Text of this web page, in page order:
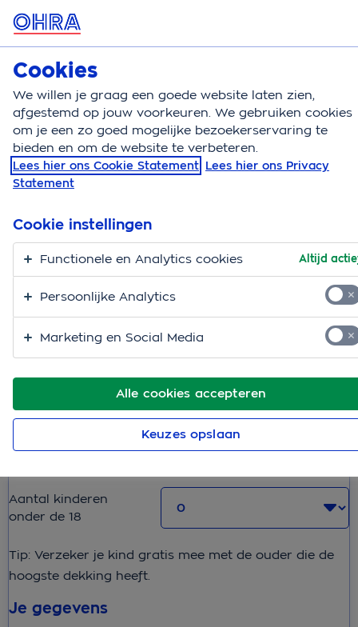
MENU
Zorgverzekering
Zorgverzekering Berekenen
Zorgverzekering
Dekking Gegevens Aanvrager
Heb je al een OHRA Zorgverzekering?
Log in bij Mijn OHRA Zorg
Hoeveel personen wil je verzekeren?
Aantal volwassenen
Aantal kinderen
onder de 18
Tip: Verzeker je kind gratis mee met de ouder die de
hoogste dekking heeft.
Je gegevens
Cookies
We willen je graag een goede website laten zien,
afgestemd op jouw voorkeuren. We gebruiken cookies
om je een zo goed mogelijke bezoekerservaring te
bieden en om de website te verbeteren.
Lees hier ons Cookie Statement Lees hier ons Privacy
Statement
Alle cookies accepteren
Cookie instellingen
Functionele en Analytics cookies Altijd
Persoonlijke Analytics
Marketing en Social Media
Keuzes opslaan